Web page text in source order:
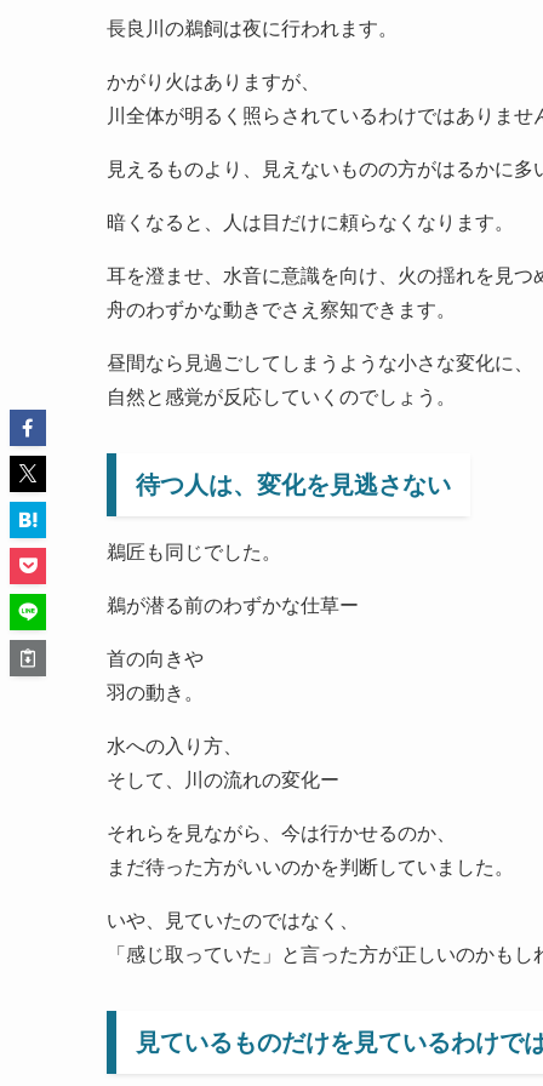
長良川の鵜飼は夜に行われます。
かがり火はありますが、
川全体が明るく照らされているわけではありませ
見えるものより、見えないものの方がはるかに多
暗くなると、人は目だけに頼らなくなります。
耳を澄ませ、水音に意識を向け、火の揺れを見つ
舟のわずかな動きでさえ察知できます。
昼間なら見過ごしてしまうような小さな変化に、
自然と感覚が反応していくのでしょう。
待つ人は、変化を見逃さない
鵜匠も同じでした。
鵜が潜る前のわずかな仕草ー
首の向きや
羽の動き。
水への入り方、
そして、川の流れの変化ー
それらを見ながら、今は行かせるのか、
まだ待った方がいいのかを判断していました。
いや、見ていたのではなく、
「感じ取っていた」と言った方が正しいのかもし
見ているものだけを見ているわけで